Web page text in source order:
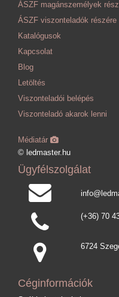
ÁSZF magánszemélyek
ÁSZF viszonteladók részére
Katalógusok
Kapcsolat
Blog
Letöltés
Viszonteladói belépés
Viszonteladó akarok lenni
Médiatár
© ledmaster.hu
Ügyfélszolgálat
(+36) 70
6724
Céginformációk